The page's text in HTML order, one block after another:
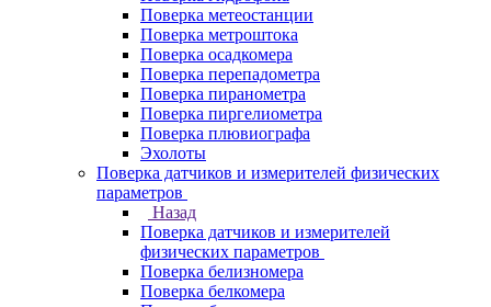
Поверка метеостанции
Поверка метроштока
Поверка осадкомера
Поверка перепадометра
Поверка пиранометра
Поверка пиргелиометра
Поверка плювиографа
Эхолоты
Поверка датчиков и измерителей физических
параметров
Назад
Поверка датчиков и измерителей
физических параметров
Поверка белизномера
Поверка белкомера